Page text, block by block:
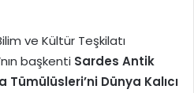
ve Kültür Teşkilatı
başkenti Sardes Antik
Tümülüsleri’ni Dünya Kalıcı